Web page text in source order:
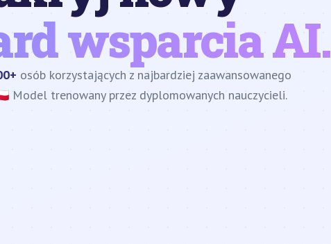
wsparcia AI.
osób korzystających z najbardziej zaawansowanego
Model trenowany przez dyplomowanych nauczycieli.